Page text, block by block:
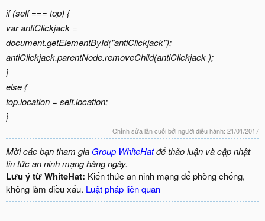
if (self === top) {
var antiClickjack =
document.getElementById("antiClickjack");
antiClickjack.parentNode.removeChild(antiClickjack );
}
else {
top.location = self.location;
}
Chỉnh sửa lần cuối bởi người điều hành: 21/01/2017
Mời các bạn tham gia Group WhiteHatđể thảo luận và cập nhật
tin tức an ninh mạng hàng ngày.
Lưu ý từ WhiteHat: Kiến thức an ninh mạng để phòng chống,
không làm điều xấu. Luật pháp liên quan